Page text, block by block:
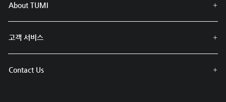
About TUMI
고객 서비스
Contact Us